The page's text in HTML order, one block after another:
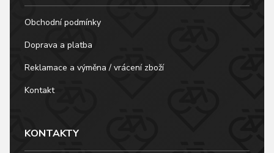
Obchodní podmínky
Doprava a platba
Reklamace a výměna / vrácení zboží
Kontakt
KONTAKTY